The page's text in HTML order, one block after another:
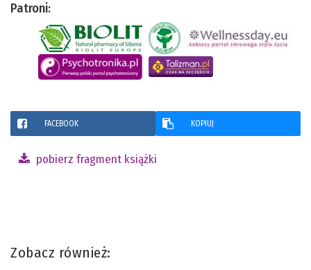
Patroni:
FACEBOOK KOPIUJ
pobierz fragment książki
Zobacz również: